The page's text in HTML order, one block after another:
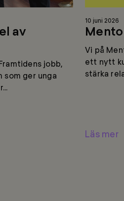
av
jobb,
som ger unga
Läs
mer
10 juni 2026
Vi på
ett nytt
stärka
Läs mer